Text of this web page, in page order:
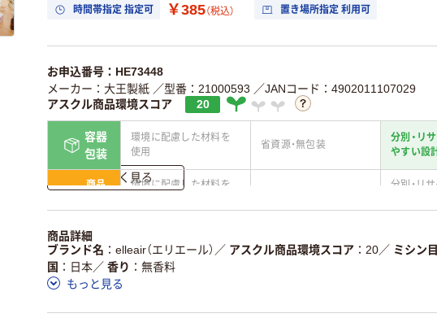
時間帯指定 指定可 ￥385（税込） 置き場所指定 利用可
お申込番号：HE73448
メーカー：大王製紙 ／型番：21000593 ／JANコード：4902011107029
アスクル商品環境スコア
20
容器
包装
環境に配慮した材料を
使用
省資源・無包装
分別・リ
やすい設
商品
環境に配慮した材料を
分別・リ
仕組
ある
ている
削減
この商品の環境配慮ポイントです。詳しくはページ下部の商品詳細「
ア詳細／加点項目
詳しく見る
商品詳細
ブランド名
elleair（エリエール） ／ アスクル商品環境スコア 20／ ミシン目
国
日本／ 香り
無香料
もっと見る